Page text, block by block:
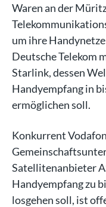
Waren an der
um ihre
Deutsche Telekom
Starlink, dessen
Handyempfang in
ermöglichen soll.
Konkurrent
Satellitenanbieter
Handyempfang zu
losgehen soll, ist